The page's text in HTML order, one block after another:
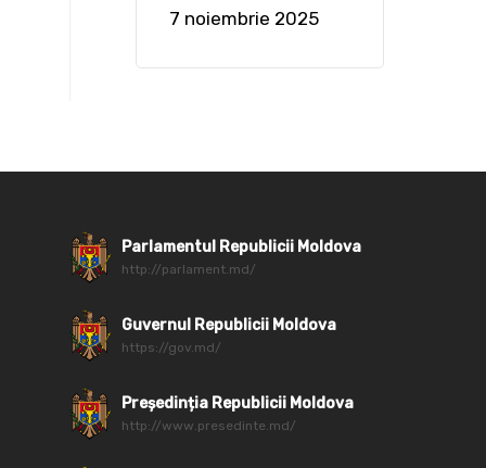
7 noiembrie 2025
Parlamentul Republicii Moldova
http://parlament.md/
Guvernul Republicii Moldova
https://gov.md/
Președinția Republicii Moldova
http://www.presedinte.md/